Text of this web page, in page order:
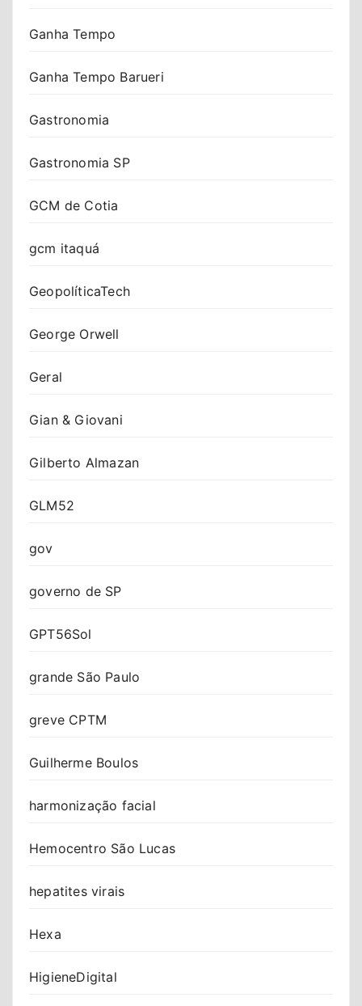
Ganha Tempo
Ganha Tempo Barueri
Gastronomia
Gastronomia SP
GCM de Cotia
gcm itaquá
GeopolíticaTech
George Orwell
Geral
Gian & Giovani
Gilberto Almazan
GLM52
gov
governo de SP
GPT56Sol
grande São Paulo
greve CPTM
Guilherme Boulos
harmonização facial
Hemocentro São Lucas
hepatites virais
Hexa
HigieneDigital